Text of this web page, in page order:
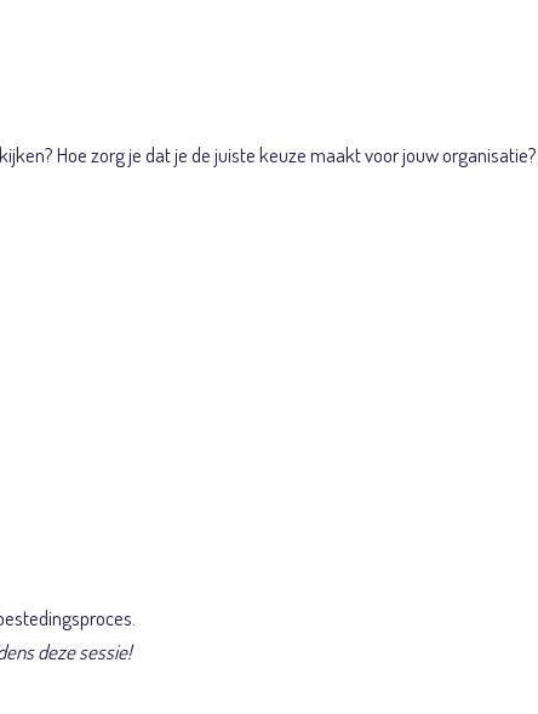
Hoe zorg je dat je de juiste keuze maakt voor jouw organisatie?
deze sessie!